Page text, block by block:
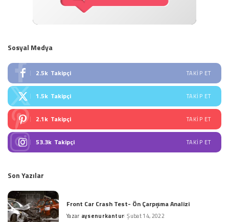
Sosyal Medya
2.5k Takipçi TAKIP ET
1.5k Takipçi TAKIP ET
2.1k Takipçi TAKIP ET
53.3k Takipçi TAKIP ET
Son Yazılar
Front Car Crash Test- Ön Çarpışma Analizi
Posted
Yazar aysenurkantur Şubat 14, 2022